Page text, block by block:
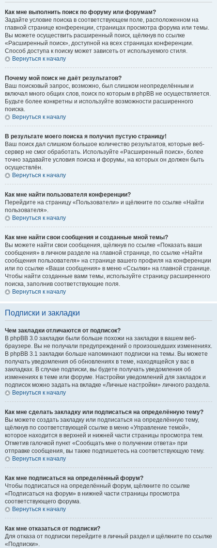
Как мне выполнить поиск по форуму или форумам?
Задайте условие поиска в соответствующем поле, расположенном на
главной странице конференции, страницах просмотра форума или темы.
Вы можете осуществить расширенный поиск, щёлкнув по ссылке
«Расширенный поиск», доступной на всех страницах конференции.
Способ доступа к поиску может зависеть от используемого стиля.
Вернуться к началу
Почему мой поиск не даёт результатов?
Ваш поисковый запрос, возможно, был слишком неопределённым и
включал много общих слов, поиск по которым в phpBB не осуществляется.
Будьте более конкретны и используйте возможности расширенного
поиска.
Вернуться к началу
В результате моего поиска я получил пустую страницу!
Ваш поиск дал слишком большое количество результатов, которые веб-
сервер не смог обработать. Используйте «Расширенный поиск», более
точно задавайте условия поиска и форумы, на которых он должен быть
осуществлён.
Вернуться к началу
Как мне найти пользователя конференции?
Перейдите на страницу «Пользователи» и щёлкните по ссылке «Найти
пользователя».
Вернуться к началу
Как мне найти свои сообщения и созданные мной темы?
Вы можете найти свои сообщения, щёлкнув по ссылке «Показать ваши
сообщения» в личном разделе на главной странице, по ссылке «Найти
сообщения пользователя» на странице вашего профиля на конференции
или по ссылке «Ваши сообщения» в меню «Ссылки» на главной странице.
Чтобы найти созданные вами темы, используйте страницу расширенного
поиска, заполнив соответствующие поля.
Вернуться к началу
Подписки и закладки
Чем закладки отличаются от подписок?
В phpBB 3.0 закладки были больше похожи на закладки в вашем веб-
браузере. Вы не получали предупреждений о произошедших изменениях.
В phpBB 3.1 закладки больше напоминают подписки на темы. Вы можете
получать уведомления об обновлениях в теме, находящейся у вас в
закладках. В случае подписки, вы будете получать уведомления об
изменениях в теме или форуме. Настройки уведомлений для закладок и
подписок можно задать на вкладке «Личные настройки» личного раздела.
Вернуться к началу
Как мне сделать закладку или подписаться на определённую тему?
Вы можете создать закладку или подписаться на определённую тему,
щёлкнув по соответствующей ссылке в меню «Управление темой»,
которое находится в верхней и нижней части страницы просмотра тем.
Отметив галочкой пункт «Сообщать мне о получении ответа» при
отправке сообщения, вы также подпишетесь на соответствующую тему.
Вернуться к началу
Как мне подписаться на определённый форум?
Чтобы подписаться на определённый форум, щёлкните по ссылке
«Подписаться на форум» в нижней части страницы просмотра
соответствующего форума.
Вернуться к началу
Как мне отказаться от подписки?
Для отказа от подписки перейдите в личный раздел и щёлкните по ссылке
«Подписки».